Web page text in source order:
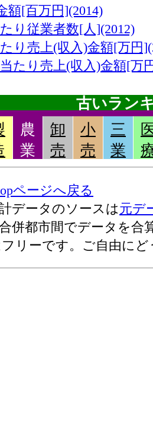
額[百万円](2014)
り従業者数[人](2012)
り売上(収入)金額[万円
たり売上(収入)金額[万
古いラン
小計[千万円](2006)
万円](2006)
小計[千万円](2006)
総計[千万円](2006)
万円](2006)
額[百万円](2012)
農
業
卸
売
小
売
三
業
ページへ戻る
データのソースは元デ
併都市間でデータを合
リーです。ご自由にど